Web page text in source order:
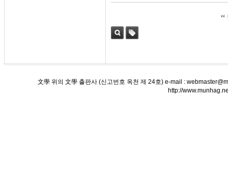
文學 위의 文學 출판사 (신고번호 옥천 제 24호) e-mail :
http://